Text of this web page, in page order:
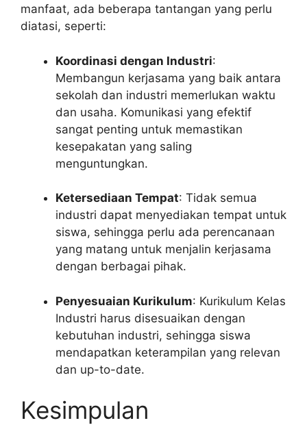
manfaat, ada beberapa tantangan yang perlu
diatasi, seperti:
Koordinasi dengan Industri:
Membangun kerjasama yang baik antara
sekolah dan industri memerlukan waktu
dan usaha. Komunikasi yang efektif
sangat penting untuk memastikan
kesepakatan yang saling
menguntungkan.
Ketersediaan Tempat: Tidak semua
industri dapat menyediakan tempat untuk
siswa, sehingga perlu ada perencanaan
yang matang untuk menjalin kerjasama
dengan berbagai pihak.
Penyesuaian Kurikulum: Kurikulum Kelas
Industri harus disesuaikan dengan
kebutuhan industri, sehingga siswa
mendapatkan keterampilan yang relevan
dan up-to-date.
Kesimpulan